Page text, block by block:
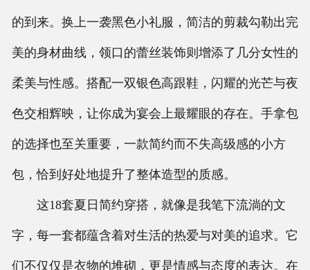
的到来。换上一袭黑色小礼服，简洁的剪裁勾勒出完
美的身材曲线，领口的蕾丝装饰则增添了几分女性的
柔美与性感。搭配一双银色高跟鞋，闪耀的光芒与夜
色交相辉映，让你成为宴会上最耀眼的存在。手拿包
的选择也至关重要，一款简约而不失高级感的小方
包，恰到好处地提升了整体造型的质感。
这18套夏日简约穿搭，就像是我笔下流淌的文
字，每一套都蕴含着对生活的热爱与对美的追求。它
们不仅仅是衣物的堆砌，更是情感与态度的表达。在